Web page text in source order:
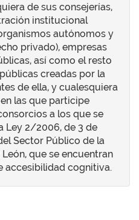
de sus consejerías,
institucional
autónomos y
privado), empresas
así como el resto
creadas por la
de ella, y cualesquiera
las que participe
a los que se
Ley 2/2006, de 3 de
Sector Público de la
que se encuentran
accesibilidad cognitiva.